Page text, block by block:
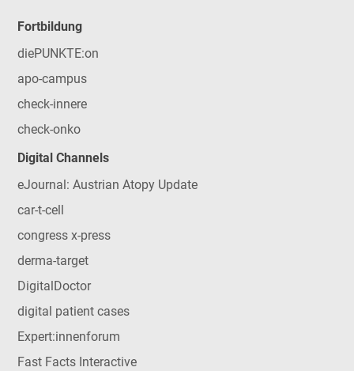
Fortbildung
diePUNKTE:on
apo-campus
check-innere
check-onko
Digital Channels
eJournal: Austrian Atopy Update
car-t-cell
congress x-press
derma-target
DigitalDoctor
digital patient cases
Expert:innenforum
Fast Facts Interactive